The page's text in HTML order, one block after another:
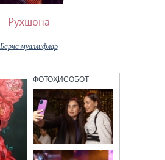
Рухшона
Барча муаллифлар
ФОТОҲИСОБОТ